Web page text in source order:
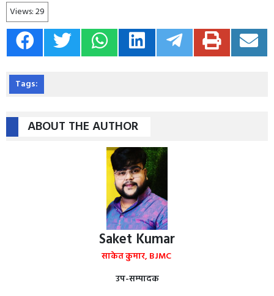
Views:29
Tags:
ABOUT THE AUTHOR
Saket Kumar
साकेत कुमार, BJMC
उप-सम्पादक